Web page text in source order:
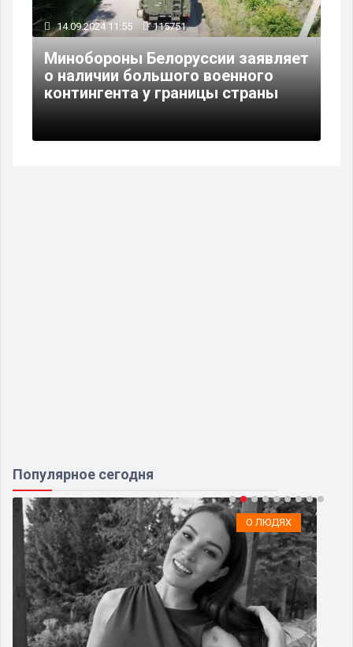
14.09.2024 11:55 115751
Минобороны Белоруссии заявляет
о наличии большого военного
контингента у границы страны
Популярное сегодня
О ЛЮДЯХ